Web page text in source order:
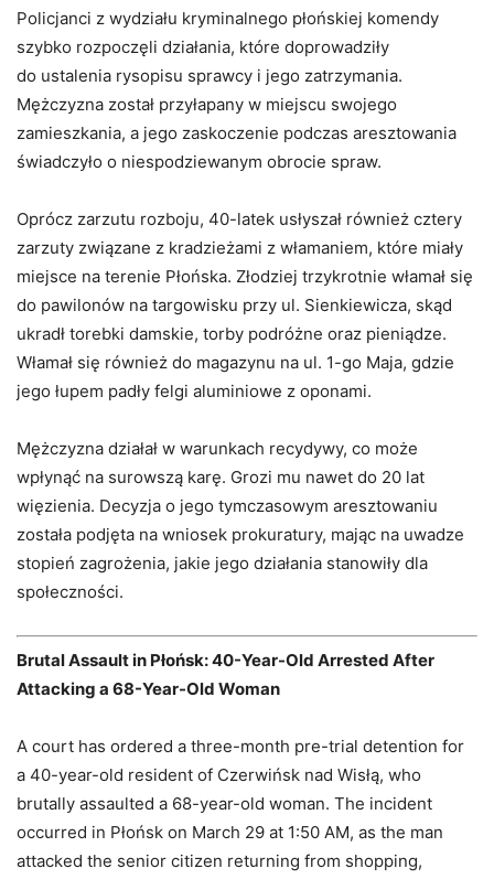
Policjanci z wydziału kryminalnego płońskiej komendy
szybko rozpoczęli działania, które doprowadziły
do ustalenia rysopisu sprawcy i jego zatrzymania.
Mężczyzna został przyłapany w miejscu swojego
zamieszkania, a jego zaskoczenie podczas aresztowania
świadczyło o niespodziewanym obrocie spraw.
Oprócz zarzutu rozboju, 40-latek usłyszał również cztery
zarzuty związane z kradzieżami z włamaniem, które miały
miejsce na terenie Płońska. Złodziej trzykrotnie włamał się
do pawilonów na targowisku przy ul. Sienkiewicza, skąd
ukradł torebki damskie, torby podróżne oraz pieniądze.
Włamał się również do magazynu na ul. 1-go Maja, gdzie
jego łupem padły felgi aluminiowe z oponami.
Mężczyzna działał w warunkach recydywy, co może
wpłynąć na surowszą karę. Grozi mu nawet do 20 lat
więzienia. Decyzja o jego tymczasowym aresztowaniu
została podjęta na wniosek prokuratury, mając na uwadze
stopień zagrożenia, jakie jego działania stanowiły dla
społeczności.
Brutal Assault in Płońsk: 40-Year-Old Arrested After
Attacking a 68-Year-Old Woman
A court has ordered a three-month pre-trial detention for
a 40-year-old resident of Czerwińsk nad Wisłą, who
brutally assaulted a 68-year-old woman. The incident
occurred in Płońsk on March 29 at 1:50 AM, as the man
attacked the senior citizen returning from shopping,